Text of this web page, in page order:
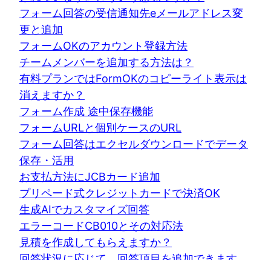
フォーム回答の受信通知先eメールアドレス変
更と追加
フォームOKのアカウント登録方法
チームメンバーを追加する方法は？
有料プランではFormOKのコピーライト表示は
消えますか？
フォーム作成 途中保存機能
フォームURLと個別ケースのURL
フォーム回答はエクセルダウンロードでデータ
保存・活用
お支払方法にJCBカード追加
プリペード式クレジットカードで決済OK
生成AIでカスタマイズ回答
エラーコードCB010とその対応法
見積を作成してもらえますか？